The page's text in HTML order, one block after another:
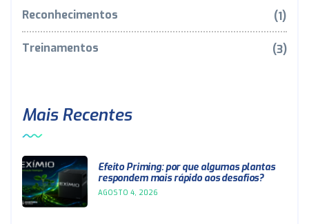
Reconhecimentos (1)
Treinamentos (3)
Mais Recentes
Efeito Priming: por que algumas plantas
respondem mais rápido aos desafios?
AGOSTO 4, 2026